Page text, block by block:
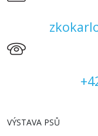
VÝSTAVA PSŮ